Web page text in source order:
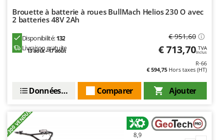
Brouette à batterie à roues BullMach Helios 230 O avec
2 batteries 48V 2Ah
Disponibilité:132
Livraison gratuite
13 août - 17 août
€ 951,60
€ 713,70 TVA
Inclus
R-66
€ 594,75 Hors taxes (HT)
Ajouter
Comparer
Données techniques
+300 VENDUS 8,9